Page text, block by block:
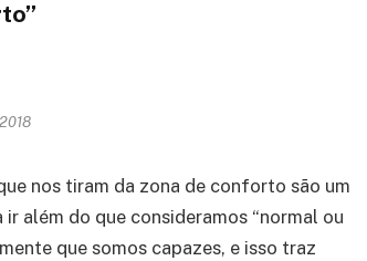
nos tiram da zona de conforto são um
além do que consideramos “normal ou
que somos capazes, e isso traz